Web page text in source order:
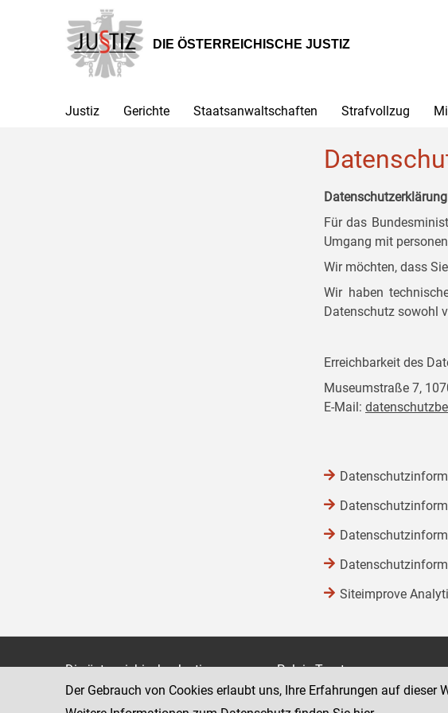
Hauptnavigation
[1]
Inhalt
[2]
Untermenü
[3]
DIE ÖSTERREICHISCHE JUSTIZ
Justiz Gerichte Staatsanwaltschaften Strafvollzug
Datenschutzerklärung
Für das
Umgang mit
Wir möchten, dass
Wir haben
Datenschutz sowohl
Erreichbarkeit des
Museumstraße 7,
E-Mail:
Siteimprove
Die österreichische Justiz
Bundesministerium für Justiz
Palais Trautson
Museumstraße 7
1070 Wien
Der Gebrauch von Cookies erlaubt uns, Ihre Erfahrungen auf